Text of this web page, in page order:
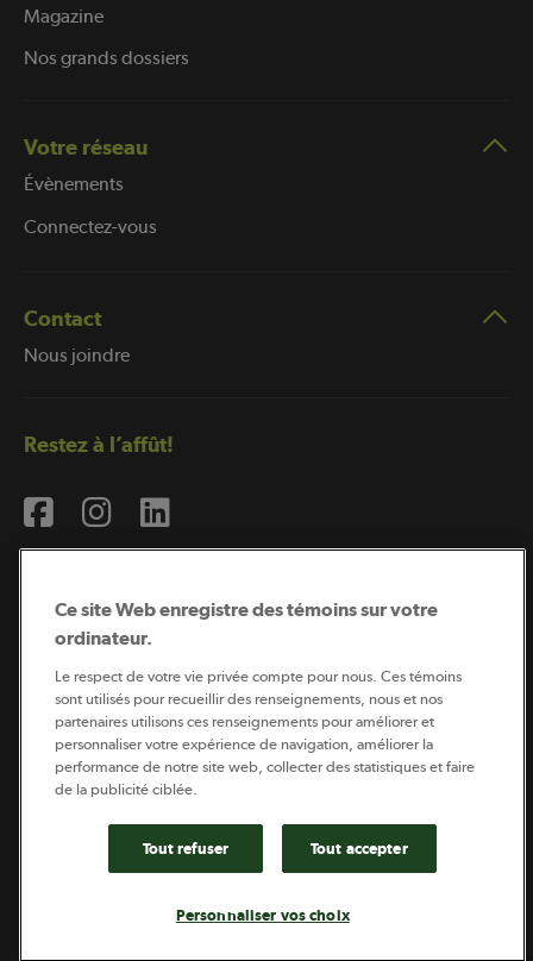
Magazine
Nos grands dossiers
Votre réseau
Évènements
Connectez-vous
Contact
Nous joindre
Restez à l’affût!
Coopérateur est publié par Sollio Groupe Coopératif.
Il est l’outil d’information de la coopération agricole
québécoise.
Ce site Web enregistre des témoins sur votre
ordinateur.
Le respect de votre vie privée compte pour nous. Ces témoins
sont utilisés pour recueillir des renseignements, nous et nos
partenaires utilisons ces renseignements pour améliorer et
personnaliser votre expérience de navigation, améliorer la
performance de notre site web, collecter des statistiques et faire
de la publicité ciblée.
Tout refuser Tout accepter
Personnaliser vos choix